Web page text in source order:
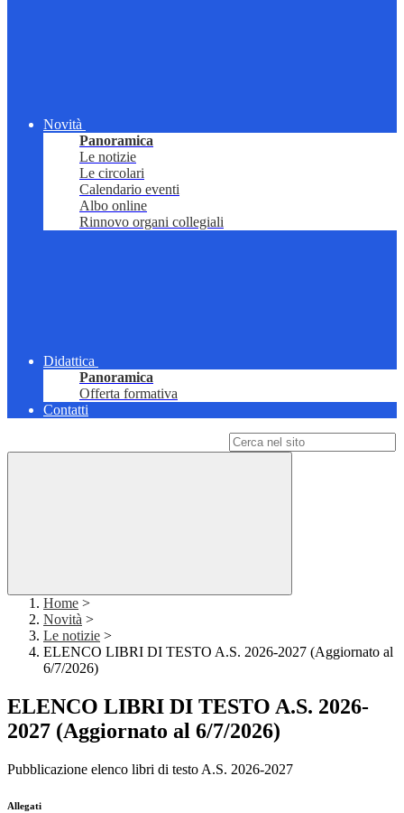
Novità
Panoramica
Le notizie
Le circolari
Calendario eventi
Albo online
Rinnovo organi collegiali
Didattica
Panoramica
Offerta formativa
Contatti
Home >
Novità >
Le notizie >
ELENCO LIBRI DI TESTO A.S. 2026-2027 (Aggiornato al
6/7/2026)
ELENCO LIBRI DI TESTO A.S. 2026-
2027 (Aggiornato al 6/7/2026)
Pubblicazione elenco libri di testo A.S. 2026-2027
Allegati